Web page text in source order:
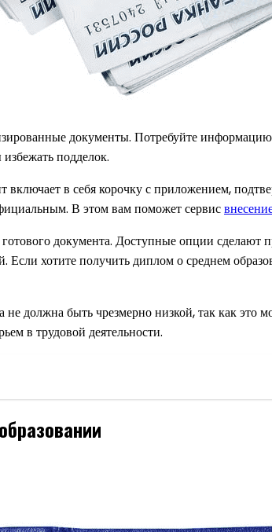
документы. Потребуйте
подделок.
в себя корочку с приложением,
В этом вам поможет сервис
документа. Доступные опции
Если хотите получить диплом о среднем
должна быть чрезмерно низкой, так как это
в трудовой деятельности.